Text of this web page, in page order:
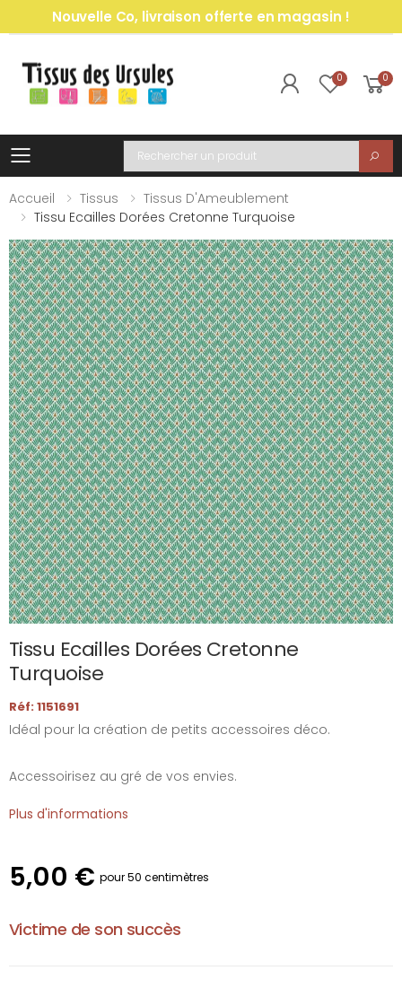
Nouvelle Co, livraison offerte en magasin !
0 0
Toggle mobile menu
Recherche
Accueil
Tissus
Tissus D'Ameublement
Tissu Ecailles Dorées Cretonne Turquoise
Tissu Ecailles Dorées Cretonne
Turquoise
Réf: 1151691
Idéal pour la création de petits accessoires déco.
Accessoirisez au gré de vos envies.
Plus d'informations
5,00 € pour 50 centimètres
Victime de son succès